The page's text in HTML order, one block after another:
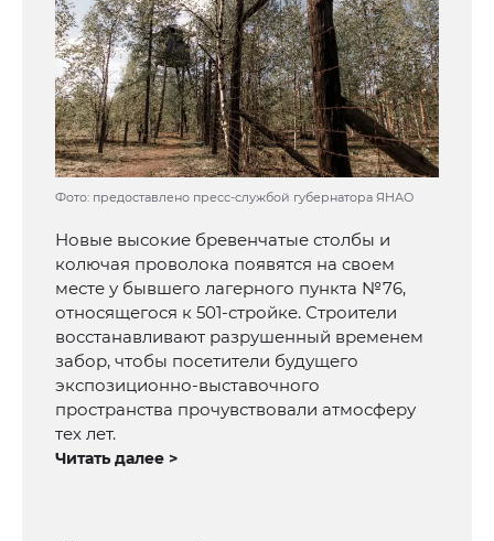
Фото: предоставлено пресс-службой губернатора ЯНАО
Новые высокие бревенчатые столбы и
колючая проволока появятся на своем
месте у бывшего лагерного пункта №76,
относящегося к 501-стройке. Строители
восстанавливают разрушенный временем
забор, чтобы посетители будущего
экспозиционно-выставочного
пространства прочувствовали атмосферу
тех лет.
Читать далее >